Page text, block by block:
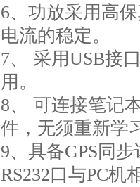
6、功放采用高
电流的稳定。
7、 采用USB接
用。
8、 可连接笔记
件，无须重新学
9、具备GPS同
RS232口与PC